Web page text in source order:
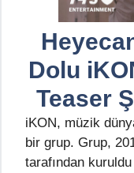
Dolu
Teaser
iKON, müzik
bir grup. Grup,
tarafından